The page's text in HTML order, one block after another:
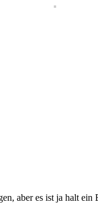
aber es ist ja halt